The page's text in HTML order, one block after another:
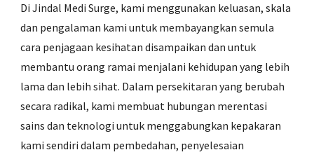
Di Jindal Medi Surge, kami menggunakan keluasan, skala
dan pengalaman kami untuk membayangkan semula
cara penjagaan kesihatan disampaikan dan untuk
membantu orang ramai menjalani kehidupan yang lebih
lama dan lebih sihat. Dalam persekitaran yang berubah
secara radikal, kami membuat hubungan merentasi
sains dan teknologi untuk menggabungkan kepakaran
kami sendiri dalam pembedahan, penyelesaian